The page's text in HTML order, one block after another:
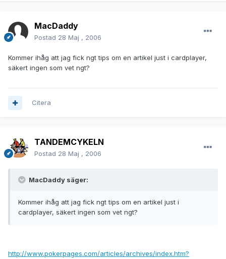
MacDaddy
Postad 28 Maj , 2006
Kommer ihåg att jag fick ngt tips om en artikel just i cardplayer,
säkert ingen som vet ngt?
Citera
TANDEMCYKELN
Postad 28 Maj , 2006
MacDaddy säger:
Kommer ihåg att jag fick ngt tips om en artikel just i
cardplayer, säkert ingen som vet ngt?
http://www.pokerpages.com/articles/archives/index.htm?